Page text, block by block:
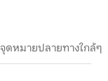
จุดหมายปลายทางใกล้ๆ